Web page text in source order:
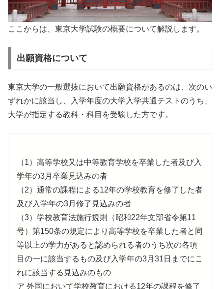
ここからは、東京大学試験の概要について解説します。
出願資格について
東京大学の一般選抜において出願資格があるのは、次のい
ずれかに該当し、入学年度の大学入学共通テストのうち、
大学が指定する教科・科目を受験した方です。
（1）高等学校又は中等教育学校を卒業した者及び入
学年の3月卒業見込みの者
（2）通常の課程による12年の学校教育を修了した者
及び入学年の3月修了見込みの者
（3）学校教育法施行規則（昭和22年文部省令第11
号）第150条の規定により高等学校を卒業した者と同
等以上の学力があると認められる者のうち次の各項
目の一に該当するもの及び入学年の3月31日までにこ
れに該当する見込みのもの
ア 外国において学校教育における12年の課程を修了